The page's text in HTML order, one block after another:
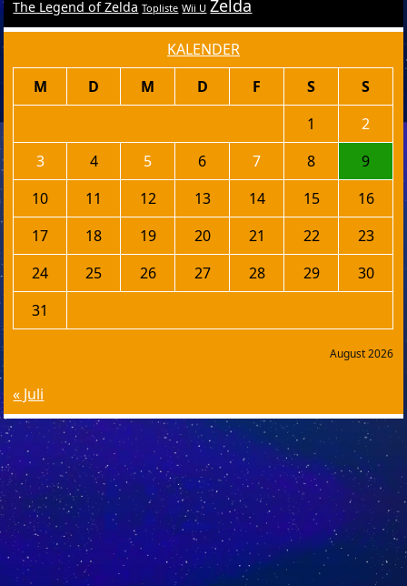
The Legend of Zelda Topliste Wii U Zelda
KALENDER
August 2026
M D M D F S
S
1
2
3
4 5 6 7 8
9
10
11 12 13 14 15
16
17
18 19 20 21 22
23
24
25 26 27 28 29
30
31
« Juli